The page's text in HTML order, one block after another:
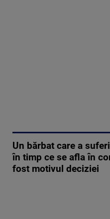
Un bărbat care a
în timp ce se afla în
fost motivul deciziei